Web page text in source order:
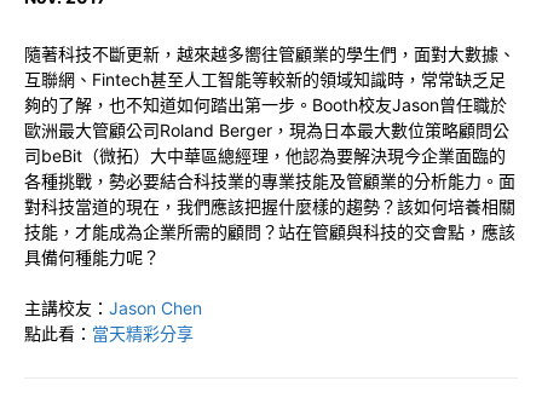
隨著科技不斷更新，越來越多嚮往管顧業的學生們，面對大數據、
互聯網、Fintech甚至人工智能等較新的領域知識時，常常缺乏足
夠的了解，也不知道如何踏出第一步。Booth校友Jason曾任職於
歐洲最大管顧公司Roland Berger，現為日本最大數位策略顧問公
司beBit（微拓）大中華區總經理，他認為要解決現今企業面臨的
各種挑戰，勢必要結合科技業的專業技能及管顧業的分析能力。面
對科技當道的現在，我們應該把握什麼樣的趨勢？該如何培養相關
技能，才能成為企業所需的顧問？站在管顧與科技的交會點，應該
具備何種能力呢？
主講校友： Jason Chen
點此看： 當天精彩分享